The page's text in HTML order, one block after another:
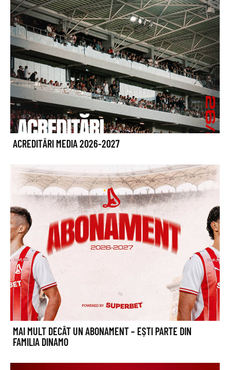
ACREDITĂRI MEDIA 2026-2027
MAI MULT DECÂT UN ABONAMENT – EȘTI PARTE DIN
FAMILIA DINAMO